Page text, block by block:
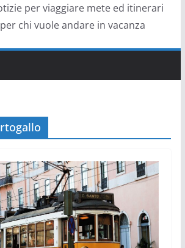
per viaggiare mete ed itinerari
chi vuole andare in vacanza